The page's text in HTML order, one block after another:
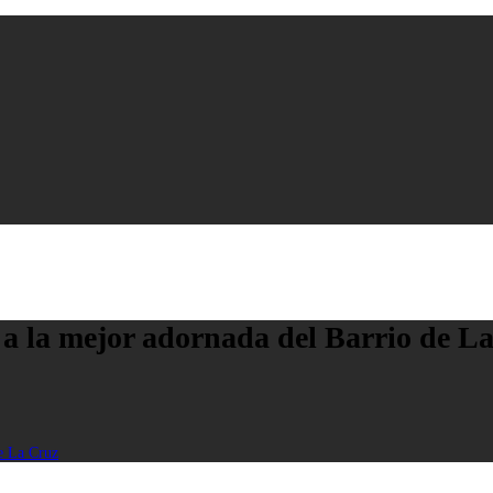
la mejor adornada del Barrio de
La Cruz